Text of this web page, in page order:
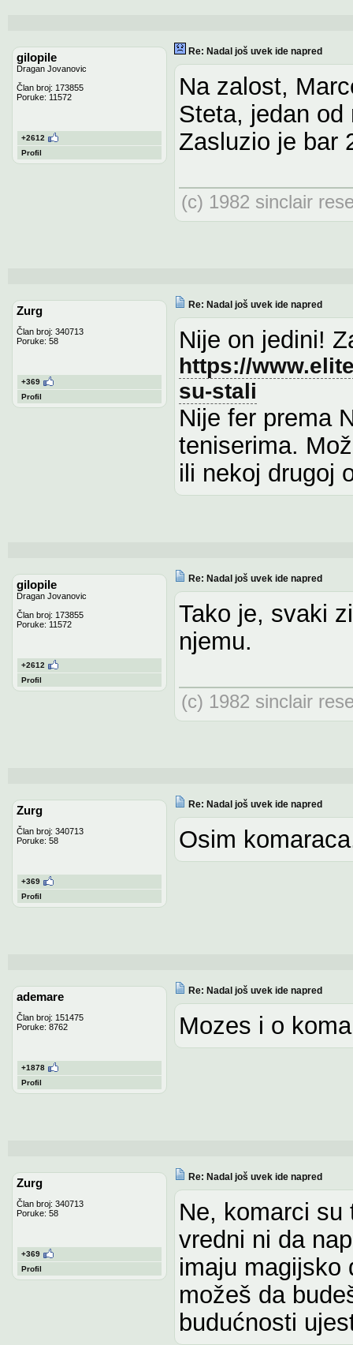
gilopile
Dragan Jovanovic
Član broj: 173855
Poruke: 11572
+2612
Profil
Re: Nadal još uvek ide napred
Na zalost,
Steta, jedan od
Zasluzio je bar
(c) 1982 sinclair
Zurg
Član broj: 340713
Poruke: 58
+369
Profil
Re: Nadal još uvek ide napred
Nije on jedini!
https://
su-stali
Nije fer prema
teniserima.
ili nekoj drugoj
gilopile
Dragan Jovanovic
Član broj: 173855
Poruke: 11572
+2612
Profil
Re: Nadal još uvek ide napred
Tako je, svaki
njemu.
(c) 1982 sinclair
Zurg
Član broj: 340713
Poruke: 58
+369
Profil
Re: Nadal još uvek ide napred
Osim
ademare
Član broj: 151475
Poruke: 8762
+1878
Profil
Re: Nadal još uvek ide napred
Mozes i o
Zurg
Član broj: 340713
Poruke: 58
+369
Profil
Re: Nadal još uvek ide napred
Ne, komarci su
vredni ni da
imaju magijsko
možeš da
budućnosti